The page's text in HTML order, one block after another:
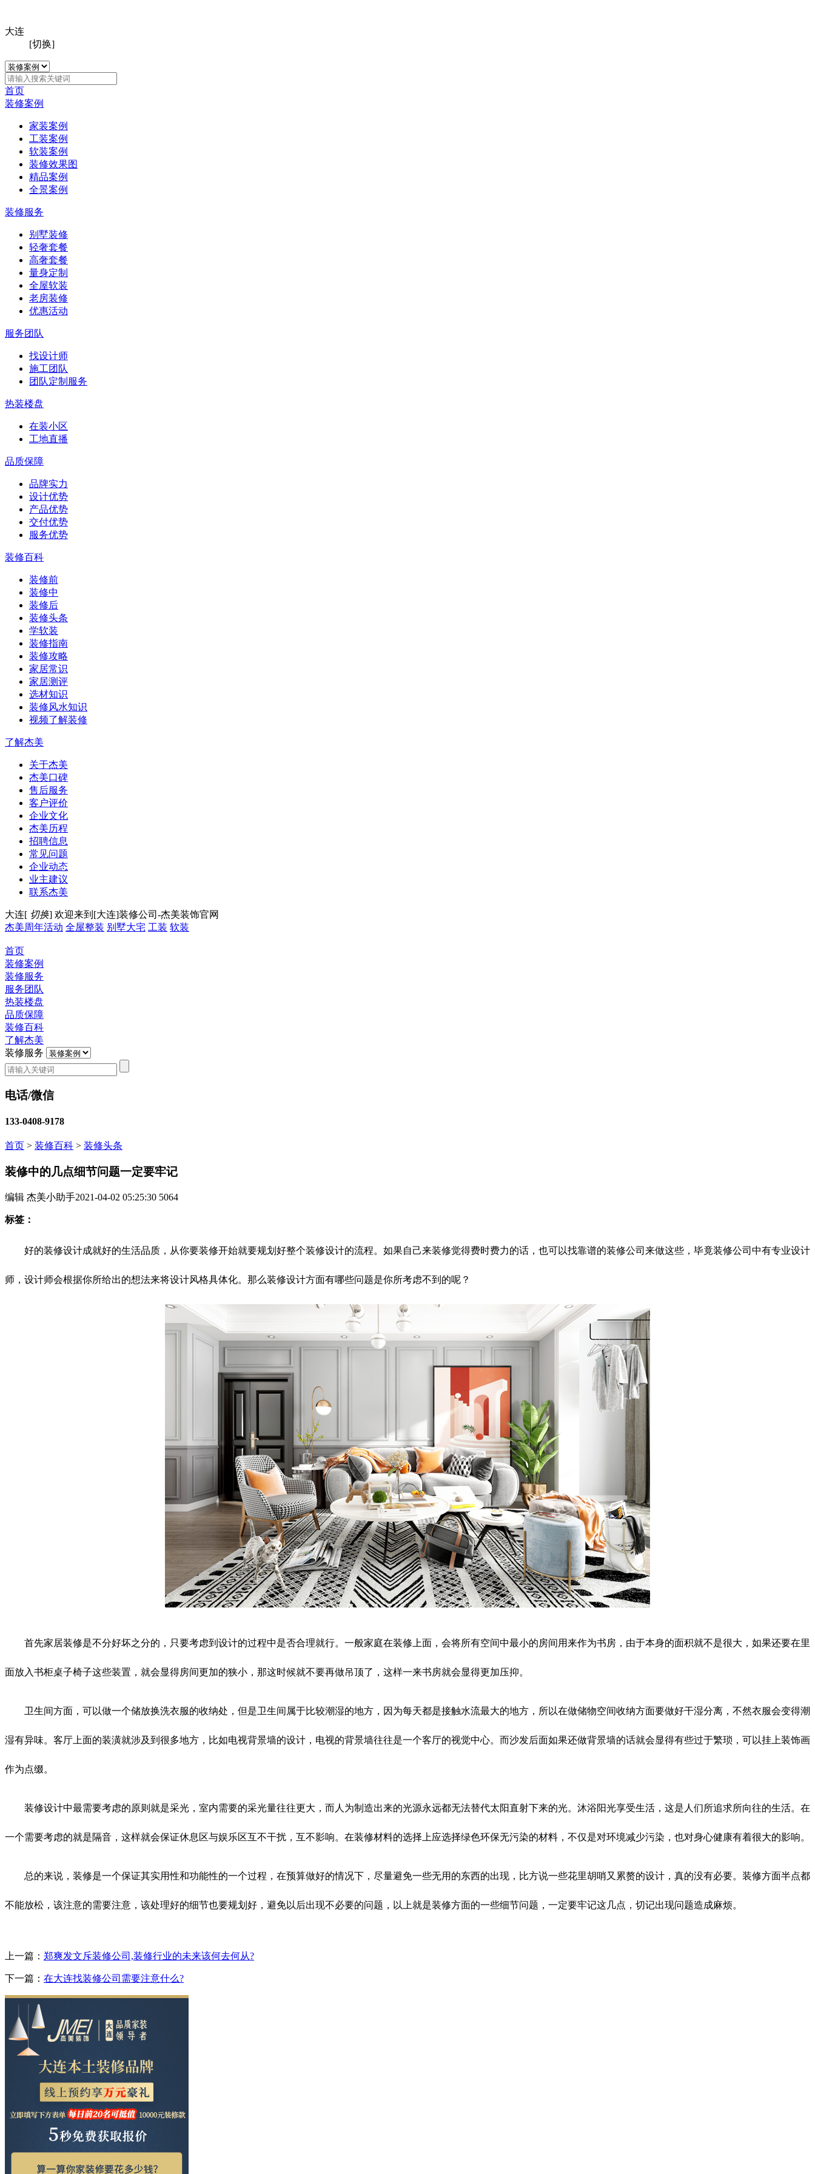
大连
[切换]
首页
装修案例
家装案例
工装案例
软装案例
装修效果图
精品案例
全景案例
装修服务
别墅装修
轻奢套餐
高奢套餐
量身定制
全屋软装
老房装修
优惠活动
服务团队
找设计师
施工团队
团队定制服务
热装楼盘
在装小区
工地直播
品质保障
品牌实力
设计优势
产品优势
交付优势
服务优势
装修百科
装修前
装修中
装修后
装修头条
学软装
装修指南
装修攻略
家居常识
家居测评
选材知识
装修风水知识
视频了解装修
了解杰美
关于杰美
杰美口碑
售后服务
客户评价
企业文化
杰美历程
招聘信息
常见问题
企业动态
业主建议
联系杰美
大连[ 切换] 欢迎来到[大连]装修公司-杰美装饰官网
杰美周年活动 全屋整装 别墅大宅 工装 软装
首页
装修案例
装修服务
服务团队
热装楼盘
品质保障
装修百科
了解杰美
装修服务
电话/微信
133-0408-9178
首页 > 装修百科 > 装修头条
装修中的几点细节问题一定要牢记
编辑 杰美小助手2021-04-02 05:25:30 5064
标签：
好的装修设计成就好的生活品质，从你要装修开始就要规划好整个装修设计的流程。如果自己来装修觉得费时费力的话，也可以找靠谱的装修公司来做这些，毕竟装修公司中有专业设计
师，设计师会根据你所给出的想法来将设计风格具体化。那么装修设计方面有哪些问题是你所考虑不到的呢？
首先家居装修是不分好坏之分的，只要考虑到设计的过程中是否合理就行。一般家庭在装修上面，会将所有空间中最小的房间用来作为书房，由于本身的面积就不是很大，如果还要在里
面放入书柜桌子椅子这些装置，就会显得房间更加的狭小，那这时候就不要再做吊顶了，这样一来书房就会显得更加压抑。
卫生间方面，可以做一个储放换洗衣服的收纳处，但是卫生间属于比较潮湿的地方，因为每天都是接触水流最大的地方，所以在做储物空间收纳方面要做好干湿分离，不然衣服会变得潮
湿有异味。客厅上面的装潢就涉及到很多地方，比如电视背景墙的设计，电视的背景墙往往是一个客厅的视觉中心。而沙发后面如果还做背景墙的话就会显得有些过于繁琐，可以挂上装饰画
作为点缀。
装修设计中最需要考虑的原则就是采光，室内需要的采光量往往更大，而人为制造出来的光源永远都无法替代太阳直射下来的光。沐浴阳光享受生活，这是人们所追求所向往的生活。在
一个需要考虑的就是隔音，这样就会保证休息区与娱乐区互不干扰，互不影响。在装修材料的选择上应选择绿色环保无污染的材料，不仅是对环境减少污染，也对身心健康有着很大的影响。
总的来说，装修是一个保证其实用性和功能性的一个过程，在预算做好的情况下，尽量避免一些无用的东西的出现，比方说一些花里胡哨又累赘的设计，真的没有必要。装修方面半点都
不能放松，该注意的需要注意，该处理好的细节也要规划好，避免以后出现不必要的问题，以上就是装修方面的一些细节问题，一定要牢记这几点，切记出现问题造成麻烦。
上一篇： 郑爽发文斥装修公司,装修行业的未来该何去何从?
下一篇： 在大连找装修公司需要注意什么?